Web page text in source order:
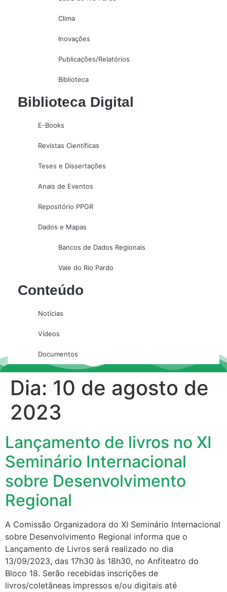
Clima
Inovações
Publicações/Relatórios
Biblioteca
Biblioteca Digital
E-Books
Revistas Científicas
Teses e Dissertações
Anais de Eventos
Repositório PPGR
Dados e Mapas
Bancos de Dados Regionais
Vale do Rio Pardo
Conteúdo
Notícias
Vídeos
Documentos
Dia: 10 de agosto de
2023
Lançamento de livros no XI
Seminário Internacional
sobre Desenvolvimento
Regional
A Comissão Organizadora do XI Seminário Internacional
sobre Desenvolvimento Regional informa que o
Lançamento de Livros será realizado no dia
13/09/2023, das 17h30 às 18h30, no Anfiteatro do
Bloco 18. Serão recebidas inscrições de
livros/coletâneas impressos e/ou digitais até